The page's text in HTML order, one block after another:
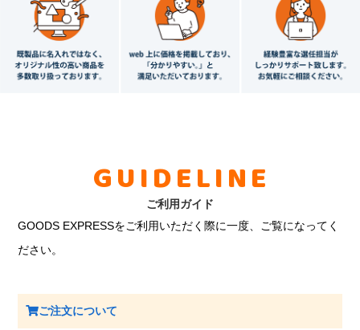
GUIDELINE
ご利用ガイド
GOODS EXPRESSをご利用いただく際に一度、ご覧になってく
ださい。
ご注文について